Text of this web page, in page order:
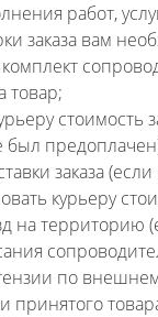
работ,
заказа вам
товар;
стоимость
был
заказа
курьеру
на территорию
по
принятого